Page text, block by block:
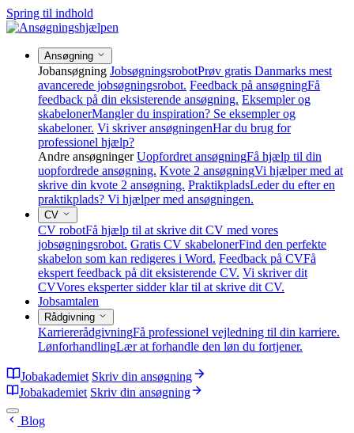
Spring til indhold
Ansøgning
Jobansøgning JobsøgningsrobotPrøv gratis Danmarks mest
avancerede jobsøgningsrobot. Feedback på ansøgningFå
feedback på din eksisterende ansøgning. Eksempler og
skabelonerMangler du inspiration? Se eksempler og
skabeloner. Vi skriver ansøgningenHar du brug for
professionel hjælp?
Andre ansøgninger Uopfordret ansøgningFå hjælp til din
uopfordrede ansøgning. Kvote 2 ansøgningVi hjælper med at
skrive din kvote 2 ansøgning. PraktikpladsLeder du efter en
praktikplads? Vi hjælper med ansøgningen.
CV
CV robotFå hjælp til at skrive dit CV med vores
jobsøgningsrobot. Gratis CV skabelonerFind den perfekte
skabelon som kan redigeres i Word. Feedback på CVFå
ekspert feedback på dit eksisterende CV. Vi skriver dit
CVVores eksperter sidder klar til at skrive dit CV.
Jobsamtalen
Rådgivning
KarriererådgivningFå professionel vejledning til din karriere.
LønforhandlingLær at forhandle den løn du fortjener.
Jobakademiet Skriv din ansøgning
Jobakademiet Skriv din ansøgning
Blog